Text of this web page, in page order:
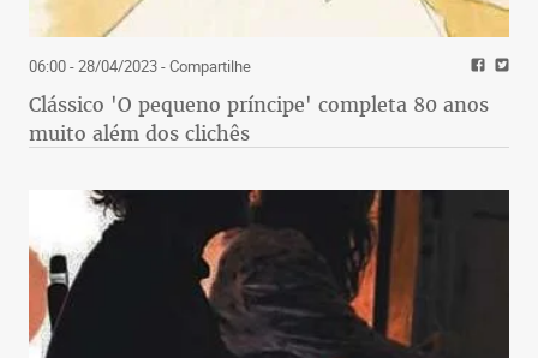
06:00 - 28/04/2023- Compartilhe
Clássico 'O pequeno príncipe' completa 80 anos
muito além dos clichês